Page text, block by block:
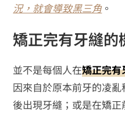
況，就會導致黑三角。
矯正完有牙縫的
並不是每個人在矯正完有
因來自於原本前牙的凌
後出現牙縫；或是在矯